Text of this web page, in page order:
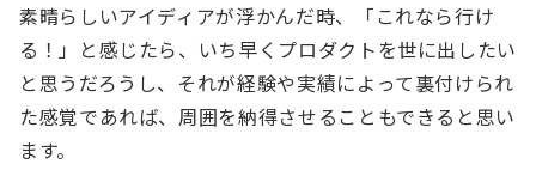
素晴らしいアイディアが浮かんだ時、「これなら行け
る！」と感じたら、いち早くプロダクトを世に出したい
と思うだろうし、それが経験や実績によって裏付けられ
た感覚であれば、周囲を納得させることもできると思い
ます。